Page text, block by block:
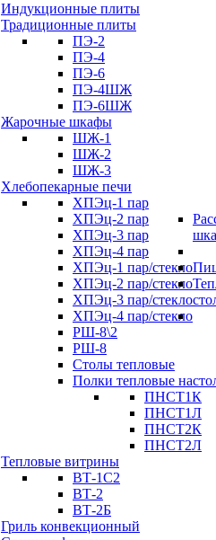
Индукционные плиты
Традиционные плиты
ПЭ-2
ПЭ-4
ПЭ-6
ПЭ-4ШЖ
ПЭ-6ШЖ
Жарочные шкафы
ШЖ-1
ШЖ-2
ШЖ-3
Хлебопекарные печи
ХПЭц-1 пар
ХПЭц-2 пар
ХПЭц-3 пар
ХПЭц-4 пар
ХПЭц-1 пар/стекло
ХПЭц-2 пар/стекло
ХПЭц-3 пар/стекло
ХПЭц-4 пар/стекло
РШ-8\2
РШ-8
Столы тепловые
Полки тепловые
ПНСТ1К
ПНСТ1Л
ПНСТ2К
ПНСТ2Л
Тепловые витрины
ВТ-1С2
ВТ-2
ВТ-2Б
Гриль конвекционный